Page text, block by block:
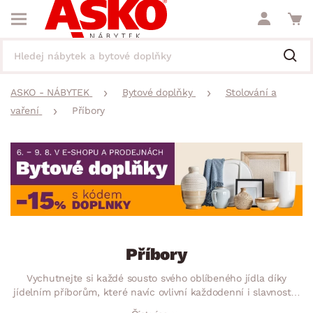
ASKO - NÁBYTEK Bytové doplňky
Stolování a
vaření
Příbory
Příbory
Vychutnejte si každé sousto svého oblíbeného jídla díky
jídelním příborům, které navíc ovlivní každodenní i slavnostní